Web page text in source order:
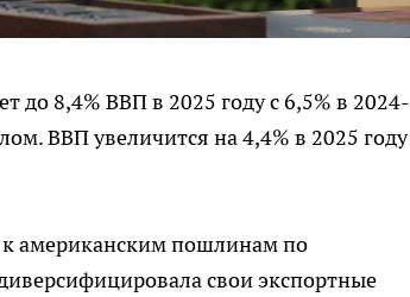
до 8,4% ВВП в 2025 году с 6,5% в 2024-
ВВП увеличится на 4,4% в 2025 году
к американским пошлинам по
свои экспортные